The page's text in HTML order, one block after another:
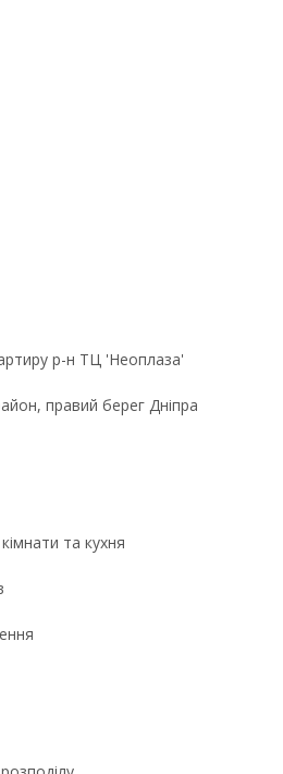
р-н ТЦ 'Неоплаза'
правий берег Дніпра
та кухня